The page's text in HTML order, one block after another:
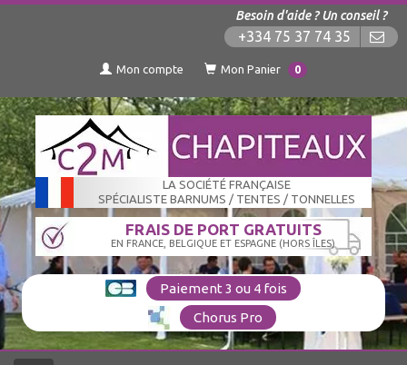
Besoin d'aide ? Un conseil ?
+334 75 37 74 35
Mon compte Mon Panier 0
LA SOCIÉTÉ FRANÇAISE
SPÉCIALISTE BARNUMS / TENTES / TONNELLES
FRAIS DE PORT GRATUITS
EN FRANCE, BELGIQUE ET ESPAGNE (HORS ÎLES)
Paiement 3 ou 4 fois
Chorus Pro